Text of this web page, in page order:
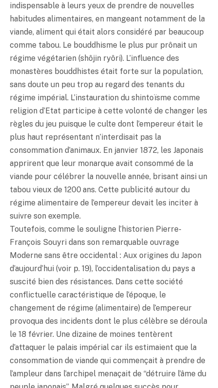
indispensable à leurs yeux de prendre de nouvelles
habitudes alimentaires, en mangeant notamment de la
viande, aliment qui était alors considéré par beaucoup
comme tabou. Le bouddhisme le plus pur prônait un
régime végétarien (shôjin ryôri). L’influence des
monastères bouddhistes était forte sur la population,
sans doute un peu trop au regard des tenants du
régime impérial. L’instauration du shintoïsme comme
religion d’Etat participe à cette volonté de changer les
règles du jeu puisque le culte dont l’empereur était le
plus haut représentant n’interdisait pas la
consommation d’animaux. En janvier 1872, les Japonais
apprirent que leur monarque avait consommé de la
viande pour célébrer la nouvelle année, brisant ainsi un
tabou vieux de 1200 ans. Cette publicité autour du
régime alimentaire de l’empereur devait les inciter à
suivre son exemple.
Toutefois, comme le souligne l’historien Pierre-
François Souyri dans son remarquable ouvrage
Moderne sans être occidental : Aux origines du Japon
d’aujourd’hui (voir p. 19), l’occidentalisation du pays a
suscité bien des résistances. Dans cette société
conflictuelle caractéristique de l’époque, le
changement de régime (alimentaire) de l’empereur
provoqua des incidents dont le plus célèbre se déroula
le 18 février. Une dizaine de moines tentèrent
d’attaquer le palais impérial car ils estimaient que la
consommation de viande qui commençait à prendre de
l’ampleur dans l’archipel menaçait de “détruire l’âme du